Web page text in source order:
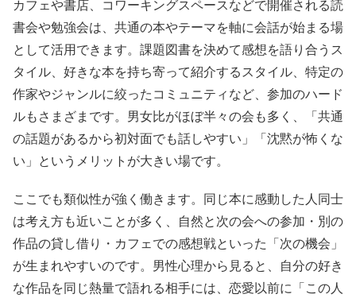
カフェや書店、コワーキングスペースなどで開催される読
書会や勉強会は、共通の本やテーマを軸に会話が始まる場
として活用できます。課題図書を決めて感想を語り合うス
タイル、好きな本を持ち寄って紹介するスタイル、特定の
作家やジャンルに絞ったコミュニティなど、参加のハード
ルもさまざまです。男女比がほぼ半々の会も多く、「共通
の話題があるから初対面でも話しやすい」「沈黙が怖くな
い」というメリットが大きい場です。
ここでも類似性が強く働きます。同じ本に感動した人同士
は考え方も近いことが多く、自然と次の会への参加・別の
作品の貸し借り・カフェでの感想戦といった「次の機会」
が生まれやすいのです。男性心理から見ると、自分の好き
な作品を同じ熱量で語れる相手には、恋愛以前に「この人